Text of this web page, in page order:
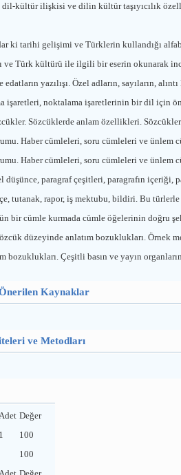
kültür ilişkisi ve dilin kültür taşıyıcılık
ki tarihi gelişimi ve Türklerin kullandığı
ve Türk kültürü ile ilgili bir eserin okunarak
edatların yazılışı. Özel adların, sayıların,
işaretleri, noktalama işaretlerinin bir dil için
Sözcüklerde anlam özellikleri.
Haber cümleleri, soru cümleleri ve ünlem
Haber cümleleri, soru cümleleri ve ünlem
düşünce, paragraf çeşitleri, paragrafın içeriği,
tutanak, rapor, iş mektubu, bildiri. Bu
bir cümle kurmada cümle öğelerinin doğru
düzeyinde anlatım bozuklukları. Örnek
bozuklukları. Çeşitli basın ve yayın
Kaynaklar
ve Metodları
Değer
1
100
100